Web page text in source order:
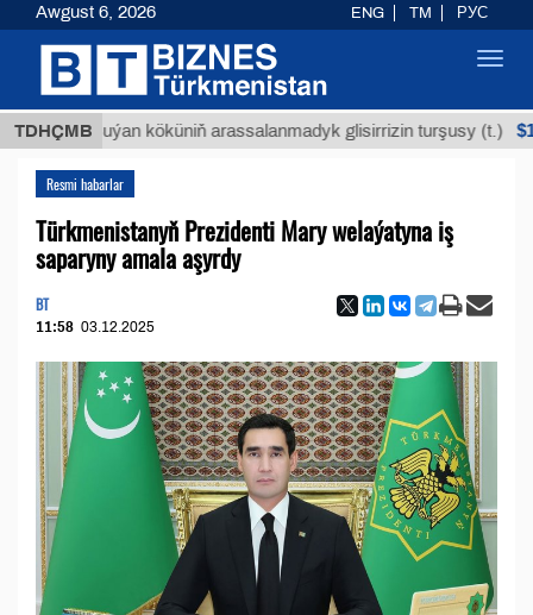
TDHÇMB
Buýan köküniň arassalanmadyk glisirrizin turşusy (t.)
Resmi habarlar
Türkmenistanyň Prezidenti Mary welaýatyna iş
saparyny amala aşyrdy
BT
11:58 03.12.2025
Awgust 6, 2026 ENG TM РУС